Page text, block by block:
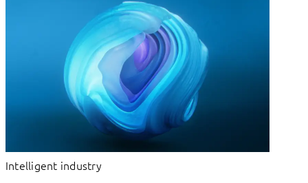
Intelligent industry